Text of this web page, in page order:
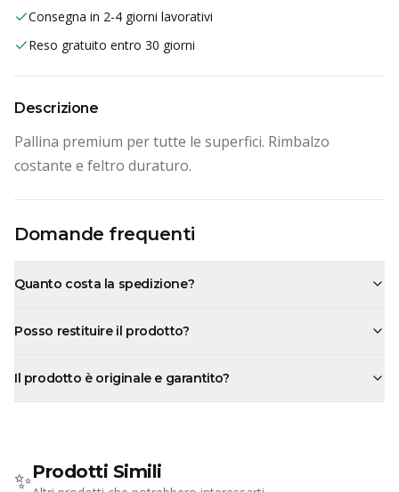
Consegna in 2-4 giorni lavorativi
Reso gratuito entro 30 giorni
Descrizione
Pallina premium per tutte le superfici. Rimbalzo
costante e feltro duraturo.
Domande frequenti
Quanto costa la spedizione?
Posso restituire il prodotto?
Il prodotto è originale e garantito?
✨Prodotti Simili